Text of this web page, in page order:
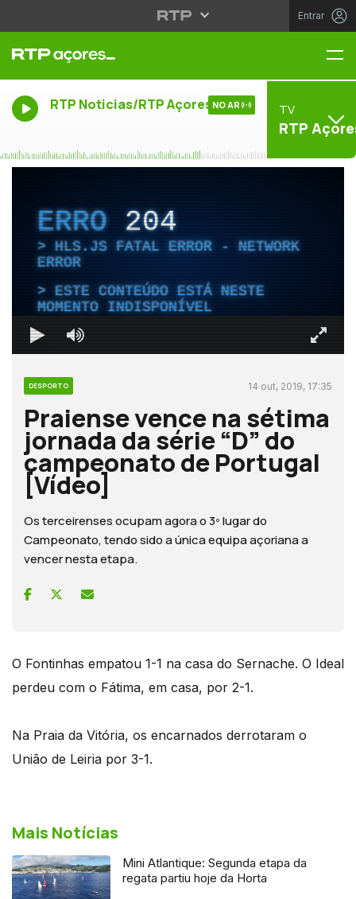
Entrar
RTP Noticias/RTP Açores NO AR TV
RTP
ERRO204
HLS.JS FATAL ERROR - NETWORK
ERROR
ESTE CONTEÚDO ESTÁ NESTE
MOMENTO INDISPONÍVEL
DESPORTO 14 out, 2019, 17:35
Praiense vence na sétima
jornada da série “D” do
campeonato de Portugal
[Vídeo]
Os terceirenses ocupam agora o 3º lugar do
Campeonato, tendo sido a única equipa açoriana a
vencer nesta etapa.
O Fontinhas empatou 1-1 na casa do Sernache. O Ideal
perdeu com o Fátima, em casa, por 2-1.
Na Praia da Vitória, os encarnados derrotaram o
União de Leiria por 3-1.
Mais Notícias
Mini Atlantique: Segunda etapa da
regata partiu hoje da Horta